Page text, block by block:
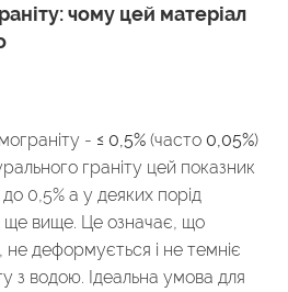
чому цей матеріал
- ≤ 0,5% (часто 0,05%)
граніту цей показник
0,5% а у деяких порід
вище. Це означає, що
деформується і не темніє
з водою. Ідеальна умова для